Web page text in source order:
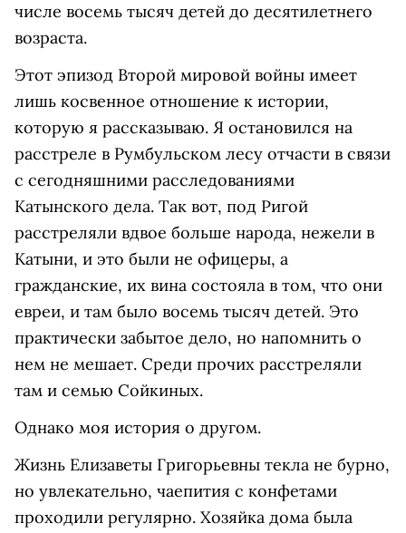
числе восемь тысяч детей до десятилетнего
возраста.
Этот эпизод Второй мировой войны имеет
лишь косвенное отношение к истории,
которую я рассказываю. Я остановился на
расстреле в Румбульском лесу отчасти в связи
с сегодняшними расследованиями
Катынского дела. Так вот, под Ригой
расстреляли вдвое больше народа, нежели в
Катыни, и это были не офицеры, а
гражданские, их вина состояла в том, что они
евреи, и там было восемь тысяч детей. Это
практически забытое дело, но напомнить о
нем не мешает. Среди прочих расстреляли
там и семью Сойкиных.
Однако моя история о другом.
Жизнь Елизаветы Григорьевны текла не бурно,
но увлекательно, чаепития с конфетами
проходили регулярно. Хозяйка дома была